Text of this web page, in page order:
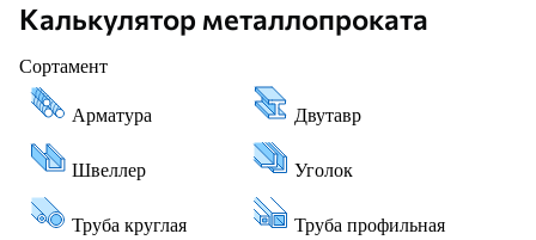
Калькулятор металлопроката